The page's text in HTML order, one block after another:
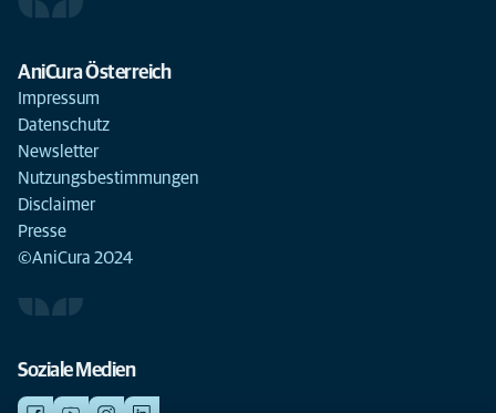
AniCura Österreich
Impressum
Datenschutz
Newsletter
Nutzungsbestimmungen
Disclaimer
Presse
©AniCura 2024
Soziale Medien